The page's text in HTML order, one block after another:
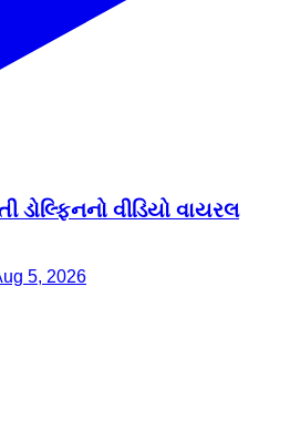
વીડિયો વાયરલ
5, 2026